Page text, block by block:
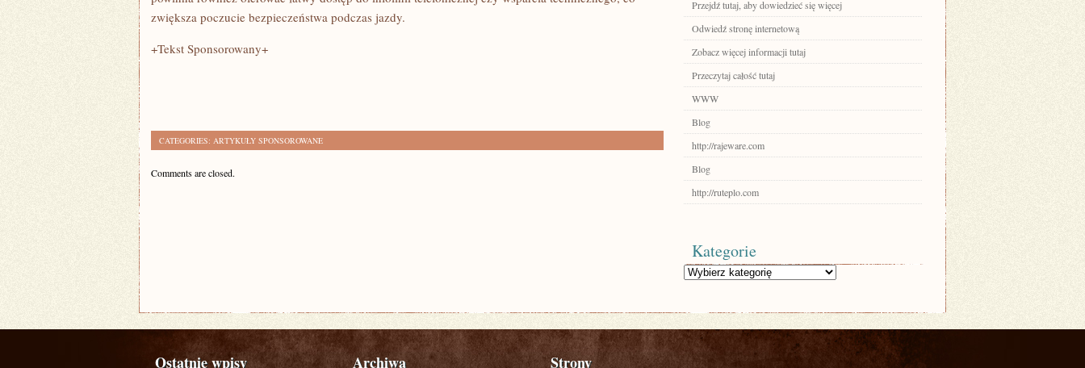
zwiększa poczucie bezpieczeństwa podczas jazdy.
+Tekst Sponsorowany+
CATEGORIES: ARTYKUŁY SPONSOROWANE
Comments are closed.
Przejdź tutaj, aby dowiedzieć się więcej
Odwiedź stronę internetową
Zobacz więcej informacji tutaj
Przeczytaj całość tutaj
WWW
Blog
http://rajeware.com
Blog
http://ruteplo.com
Kategorie
Kategorie
Ostatnie wpisy Archiwa Strony